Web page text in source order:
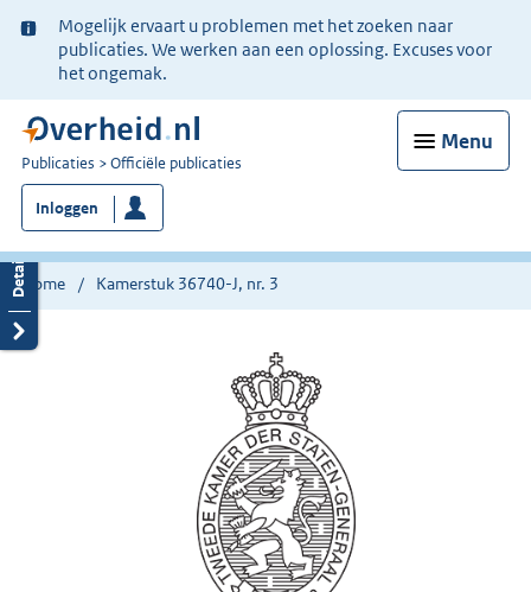
Ter
informatie:
Mogelijk ervaart u problemen met het zoeken naar
publicaties. We werken aan een oplossing. Excuses voor
het ongemak.
Menu
U
bent
nu
hier:
Publicaties Officiële publicaties
Inloggen
Home Kamerstuk 36740-J, nr. 3